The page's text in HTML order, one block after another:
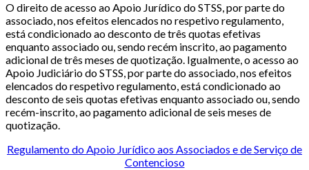
O direito de acesso ao Apoio Jurídico do STSS, por parte do
associado, nos efeitos elencados no respetivo regulamento,
está condicionado ao desconto de três quotas efetivas
enquanto associado ou, sendo recém inscrito, ao pagamento
adicional de três meses de quotização. Igualmente, o acesso ao
Apoio Judiciário do STSS, por parte do associado, nos efeitos
elencados do respetivo regulamento, está condicionado ao
desconto de seis quotas efetivas enquanto associado ou, sendo
recém-inscrito, ao pagamento adicional de seis meses de
quotização.
Regulamento do Apoio Jurídico aos Associados e de Serviço de
Contencioso